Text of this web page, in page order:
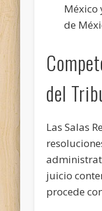
México
de
del
Las Salas
juicio
procede